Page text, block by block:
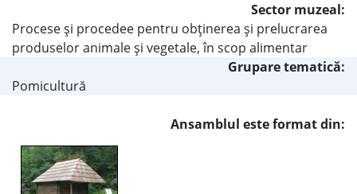
Sector muzeal:
Procese şi procedee pentru obţinerea şi prelucrarea
produselor animale şi vegetale, în scop alimentar
Grupare tematică:
Pomicultură
Ansamblul este format din: